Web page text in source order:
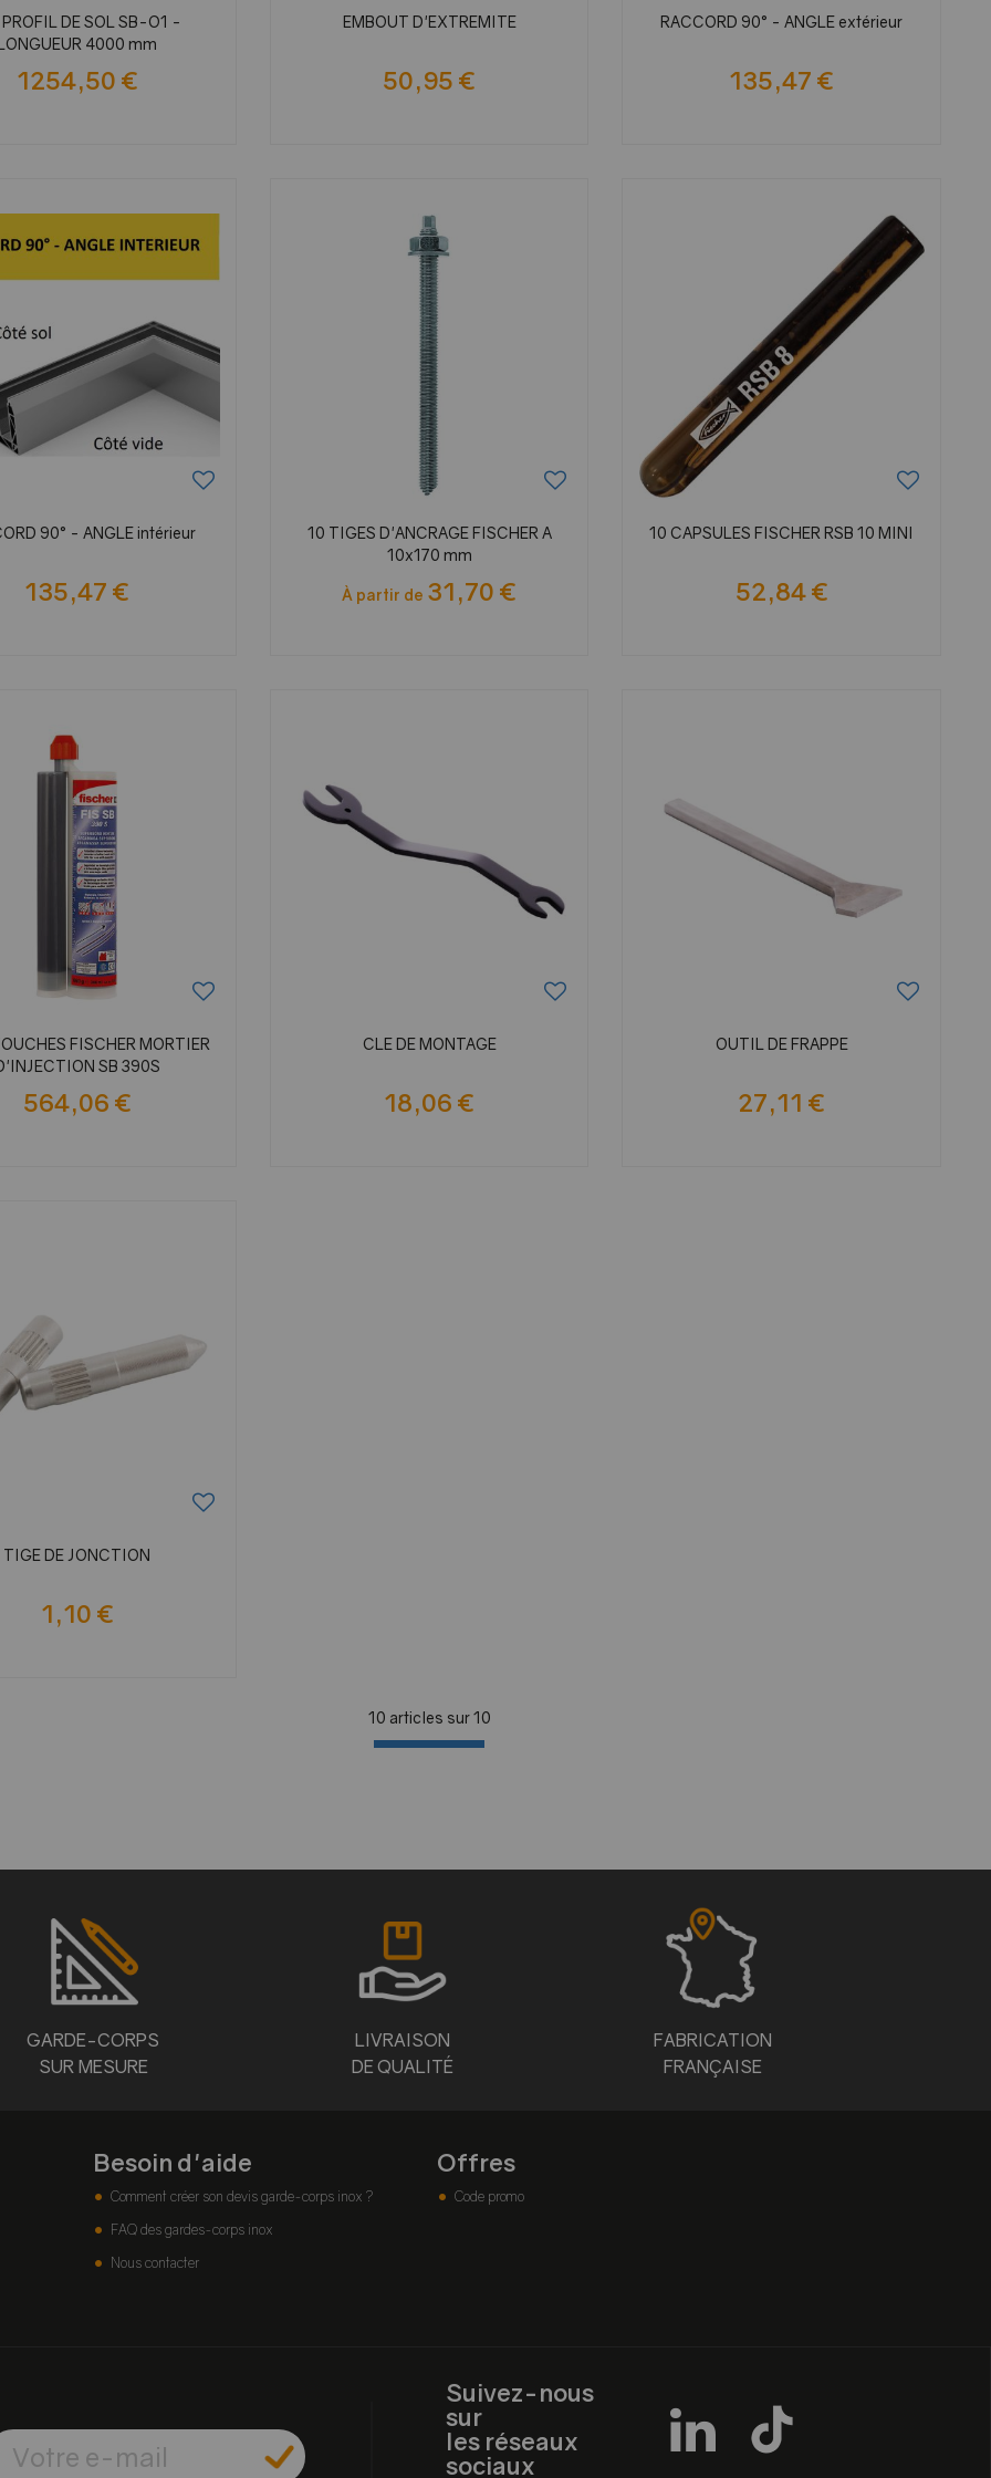
DE SOL SB-O1 -
4000 mm
1254,50 €
EMBOUT D'EXTREMITE
50,95 €
RACCORD 90° - ANGLE extérieur
135,47 €
90° - ANGLE intérieur
135,47 €
10 TIGES D'ANCRAGE FISCHER A
10x170 mm
À partir de 31,70 €
10 CAPSULES FISCHER RSB 10 MINI
52,84 €
FISCHER MORTIER
SB 390S
564,06 €
CLE DE MONTAGE
18,06 €
OUTIL DE FRAPPE
27,11 €
TIGE DE JONCTION
1,10 €
10 articles sur10
GARDE-CORPS
SUR MESURE
LIVRAISON
DE QUALITÉ
FABRICATION
FRANÇAISE
Besoin d'aide
Comment créer son devis garde-corps inox ?
FAQ des gardes-corps inox
Nous contacter
Offres
Code promo
Suivez-nous
sur
les réseaux
sociaux